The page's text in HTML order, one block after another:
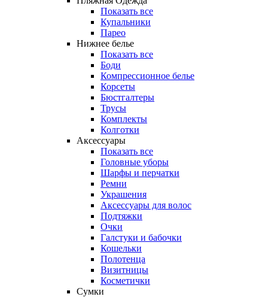
Показать все
Купальники
Парео
Нижнее белье
Показать все
Боди
Компрессионное белье
Корсеты
Бюстгалтеры
Трусы
Комплекты
Колготки
Аксессуары
Показать все
Головные уборы
Шарфы и перчатки
Ремни
Украшения
Аксессуары для волос
Подтяжки
Очки
Галстуки и бабочки
Кошельки
Полотенца
Визитницы
Косметички
Сумки